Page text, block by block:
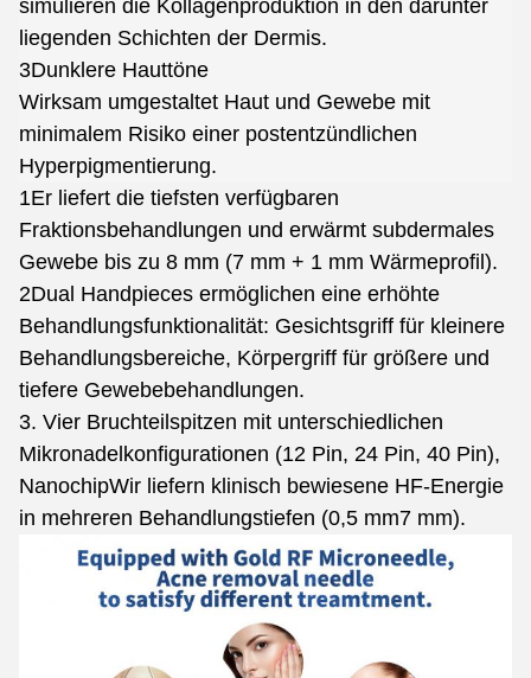
simulieren die Kollagenproduktion in den darunter
liegenden Schichten der Dermis.
3Dunklere Hauttöne
Wirksam umgestaltet Haut und Gewebe mit
minimalem Risiko einer postentzündlichen
Hyperpigmentierung.
1Er liefert die tiefsten verfügbaren
Fraktionsbehandlungen und erwärmt subdermales
Gewebe bis zu 8 mm (7 mm + 1 mm Wärmeprofil).
2Dual Handpieces ermöglichen eine erhöhte
Behandlungsfunktionalität: Gesichtsgriff für kleinere
Behandlungsbereiche, Körpergriff für größere und
tiefere Gewebebehandlungen.
3. Vier Bruchteilspitzen mit unterschiedlichen
Mikronadelkonfigurationen (12 Pin, 24 Pin, 40 Pin),
NanochipWir liefern klinisch bewiesene HF-Energie
in mehreren Behandlungstiefen (0,5 mm7 mm).